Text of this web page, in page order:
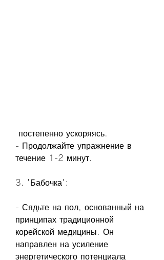
постепенно ускоряясь.
- Продолжайте упражнение в
течение 1-2 минут.
3. 'Бабочка':
- Сядьте на пол, основанный на
принципах традиционной
корейской медицины. Он
направлен на усиление
энергетического потенциала